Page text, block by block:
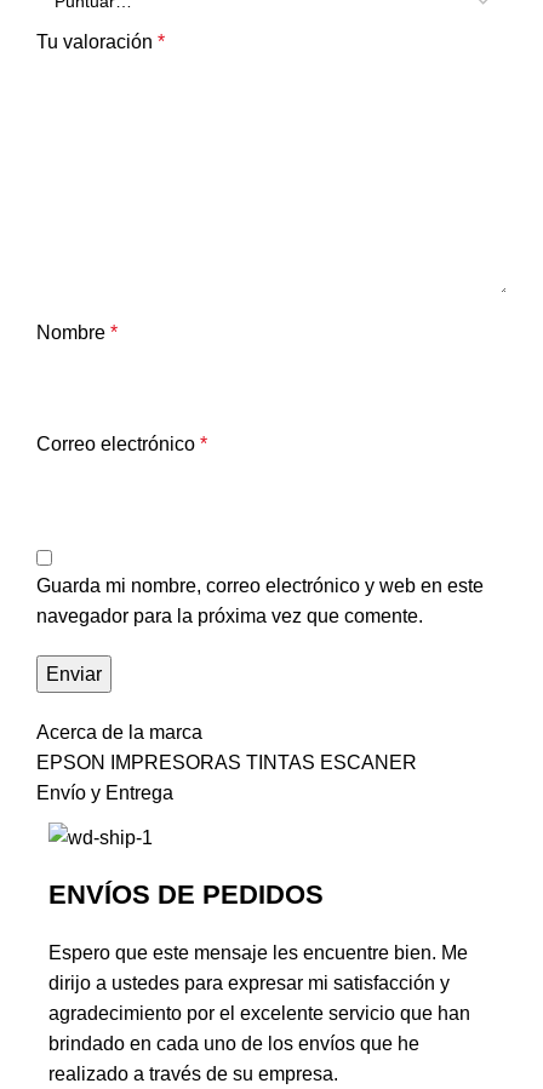
Tu valoración *
Nombre *
Correo electrónico *
Guarda mi nombre, correo electrónico y web en este
navegador para la próxima vez que comente.
Acerca de la marca
EPSON IMPRESORAS TINTAS ESCANER
Envío y Entrega
ENVÍOS DE PEDIDOS
Espero que este mensaje les encuentre bien. Me
dirijo a ustedes para expresar mi satisfacción y
agradecimiento por el excelente servicio que han
brindado en cada uno de los envíos que he
realizado a través de su empresa.